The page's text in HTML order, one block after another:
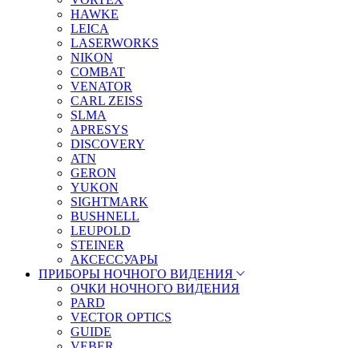
HAWKE
LEICA
LASERWORKS
NIKON
COMBAT
VENATOR
CARL ZEISS
SLMA
APRESYS
DISCOVERY
ATN
GERON
YUKON
SIGHTMARK
BUSHNELL
LEUPOLD
STEINER
АКСЕССУАРЫ
ПРИБОРЫ НОЧНОГО ВИДЕНИЯ
ОЧКИ НОЧНОГО ВИДЕНИЯ
PARD
VECTOR OPTICS
GUIDE